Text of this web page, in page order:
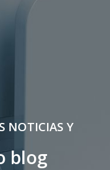
NOTICIAS Y
blog